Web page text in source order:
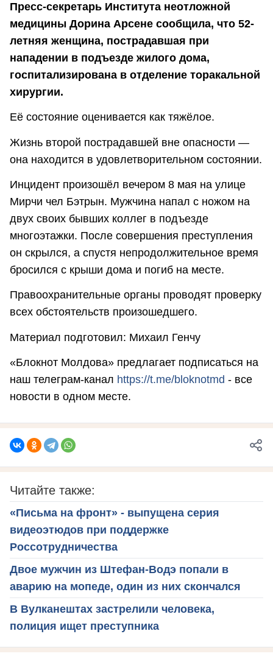
Пресс-секретарь Института неотложной
медицины Дорина Арсене сообщила, что 52-
летняя женщина, пострадавшая при
нападении в подъезде жилого дома,
госпитализирована в отделение торакальной
хирургии.
Её состояние оценивается как тяжёлое.
Жизнь второй пострадавшей вне опасности —
она находится в удовлетворительном состоянии.
Инцидент произошёл вечером 8 мая на улице
Мирчи чел Бэтрын. Мужчина напал с ножом на
двух своих бывших коллег в подъезде
многоэтажки. После совершения преступления
он скрылся, а спустя непродолжительное время
бросился с крыши дома и погиб на месте.
Правоохранительные органы проводят проверку
всех обстоятельств произошедшего.
Материал подготовил: Михаил Генчу
«Блокнот Молдова» предлагает подписаться на
наш телеграм-канал https://t.me/bloknotmd - все
новости в одном месте.
Читайте также:
«Письма на фронт» - выпущена серия
видеоэтюдов при поддержке
Россотрудничества
Двое мужчин из Штефан-Водэ попали в
аварию на мопеде, один из них скончался
В Вулканештах застрелили человека,
полиция ищет преступника